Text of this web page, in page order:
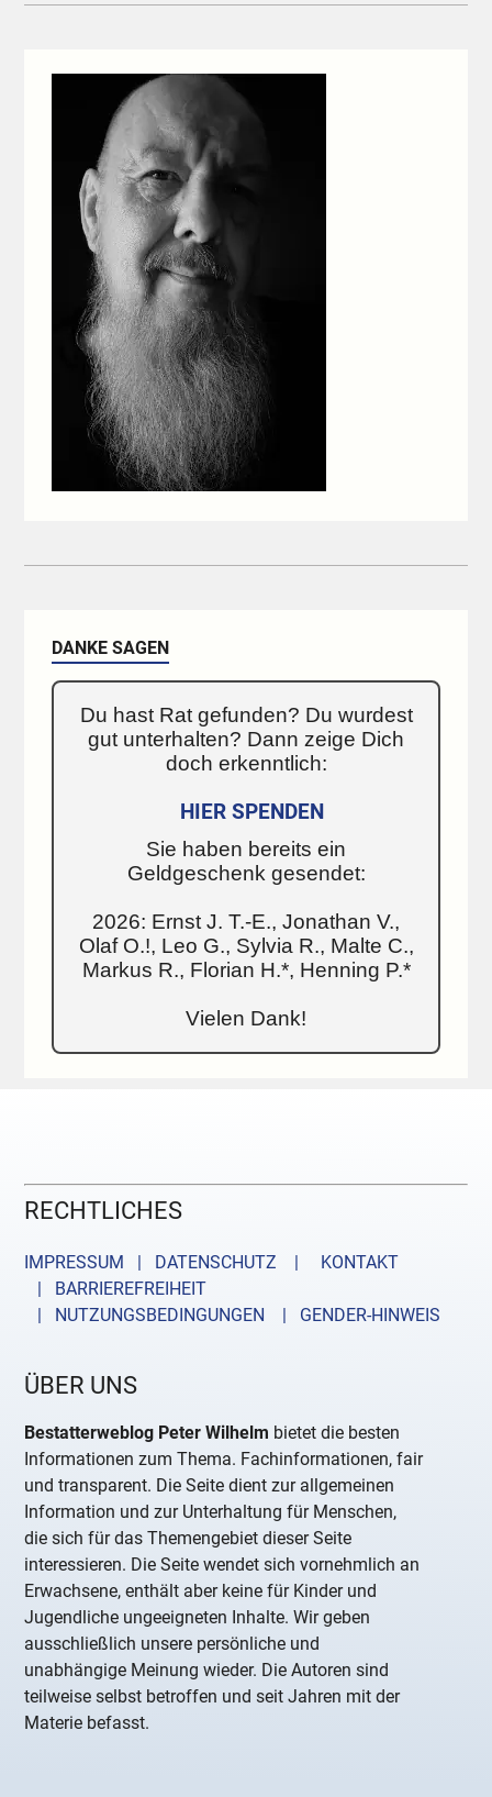
DANKE SAGEN
Du hast Rat gefunden? Du wurdest
gut unterhalten? Dann zeige Dich
doch erkenntlich:
HIER SPENDEN
Sie haben bereits ein
Geldgeschenk gesendet:
2026: Ernst J. T.-E., Jonathan V.,
Olaf O.!, Leo G., Sylvia R., Malte C.,
Markus R., Florian H.*, Henning P.*
Vielen Dank!
RECHTLICHES
IMPRESSUM | DATENSCHUTZ |
KONTAKT
| BARRIEREFREIHEIT
| NUTZUNGSBEDINGUNGEN
| GENDER-HINWEIS
ÜBER UNS
Bestatterweblog Peter Wilhelm bietet die besten
Informationen zum Thema. Fachinformationen, fair
und transparent. Die Seite dient zur allgemeinen
Information und zur Unterhaltung für Menschen,
die sich für das Themengebiet dieser Seite
interessieren. Die Seite wendet sich vornehmlich an
Erwachsene, enthält aber keine für Kinder und
Jugendliche ungeeigneten Inhalte. Wir geben
ausschließlich unsere persönliche und
unabhängige Meinung wieder. Die Autoren sind
teilweise selbst betroffen und seit Jahren mit der
Materie befasst.